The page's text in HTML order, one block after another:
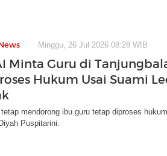
Minggu, 26 Jul 2026 08:28 WIB
Minta Guru di
Hukum Usai Suami
mendorong ibu guru tetap diproses
Puspitarini.